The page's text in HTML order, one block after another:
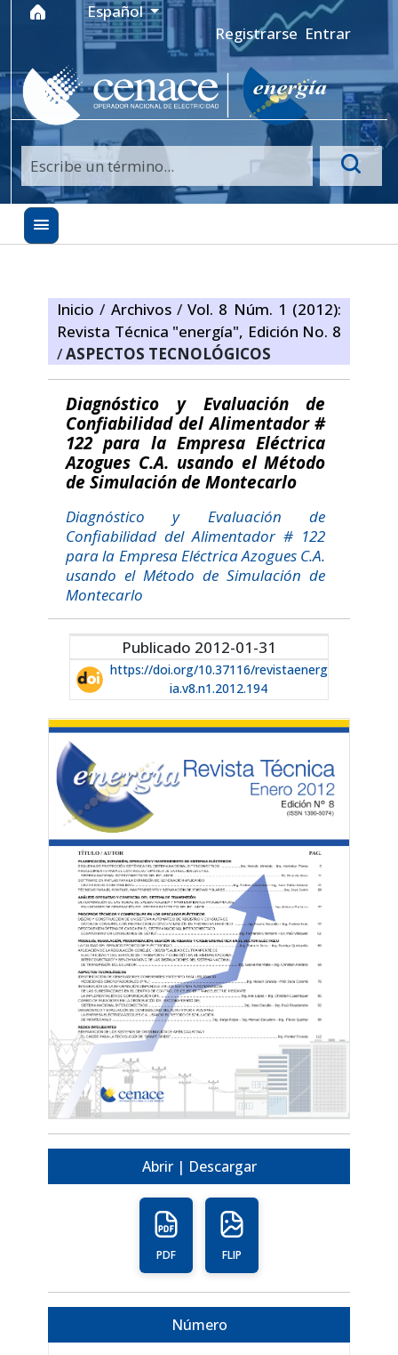
Ir al menú de navegación principal
Ir al contenido principal
Ir al pie de página del sitio
Idioma
Español
Registrarse Entrar
Inicio/ Archivos / Vol. 8 Núm. 1 (2012):
Revista Técnica "energía", Edición No. 8
/ASPECTOS TECNOLÓGICOS
Diagnóstico y Evaluación de
Confiabilidad del Alimentador #
122 para la Empresa Eléctrica
Azogues C.A. usando el Método
de Simulación de Montecarlo
Diagnóstico y Evaluación de
Confiabilidad del Alimentador # 122
para la Empresa Eléctrica Azogues C.A.
usando el Método de Simulación de
Montecarlo
Publicado 2012-01-31
https://doi.org/10.37116/revistaenerg
ia.v8.n1.2012.194
Abrir | Descargar
PDF FLIP
Número